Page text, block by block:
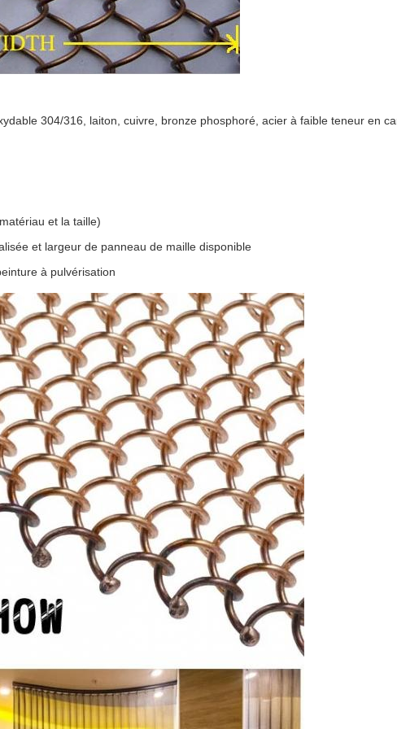
304/316, laiton, cuivre, bronze phosphoré, acier à faible teneur en
et la taille)
et largeur de panneau de maille disponible
à pulvérisation